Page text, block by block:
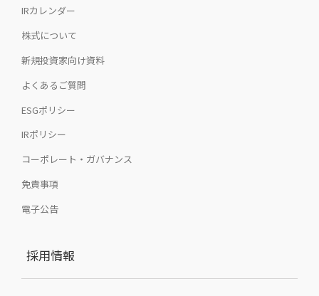
IRカレンダー
株式について
新規投資家向け資料
よくあるご質問
ESGポリシー
IRポリシー
コーポレート・ガバナンス
免責事項
電子公告
採用情報